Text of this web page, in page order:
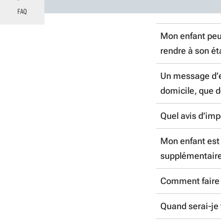
FAQ
Mon enfant
rendre à son
Si le
met à
dans la
Un message
domicile, que
Nous
de
Quel avis
Vous
intégral
Mon enfant
Dans le
frais
Comment
Il est
Quand serai-je